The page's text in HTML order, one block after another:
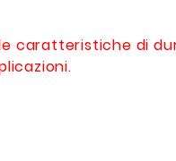
caratteristiche di